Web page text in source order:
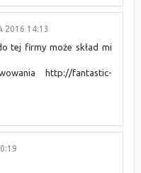
2016 14:13
tej firmy może skład mi
http://fantastic-